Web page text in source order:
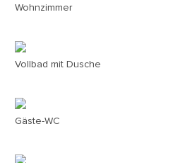
Wohnzimmer
Vollbad mit Dusche
Gäste-WC